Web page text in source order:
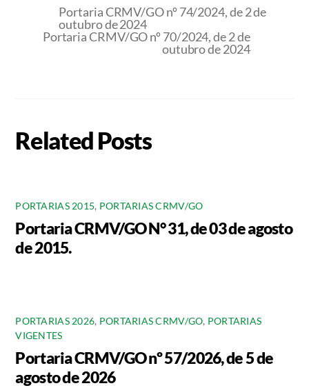
Portaria CRMV/GO nº 74/2024, de 2 de
outubro de 2024
Portaria CRMV/GO nº 70/2024, de 2 de
outubro de 2024
Related Posts
PORTARIAS 2015, PORTARIAS CRMV/GO
Portaria CRMV/GO N° 31, de 03 de agosto
de 2015.
PORTARIAS 2026, PORTARIAS CRMV/GO, PORTARIAS
VIGENTES
Portaria CRMV/GO nº 57/2026, de 5 de
agosto de 2026